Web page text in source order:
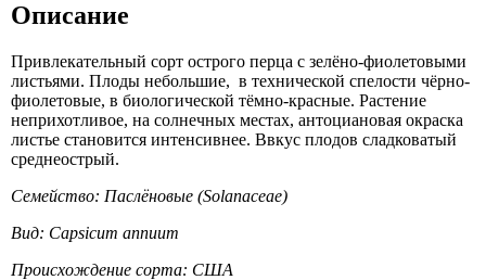
Описание
Привлекательный сорт острого перца с зелёно-фиолетовыми
листьями. Плоды небольшие, в технической спелости чёрно-
фиолетовые, в биологической тёмно-красные. Растение
неприхотливое, на солнечных местах, антоциановая окраска
листье становится интенсивнее. Ввкус плодов сладковатый
среднеострый.
Семейство: Паслёновые (Solanaceae)
Вид: Capsicum annuum
Происхождение сорта: США